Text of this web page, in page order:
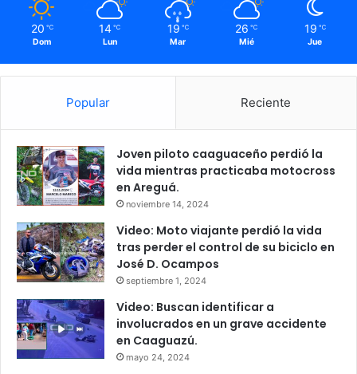
20 ℃
Dom
14 ℃
Lun
19 ℃
Mar
26 ℃
Mié
19 ℃
Jue
Popular Reciente
Joven piloto caaguaceño perdió la
vida mientras practicaba motocross
en Areguá.
noviembre 14, 2024
Video: Moto viajante perdió la vida
tras perder el control de su biciclo en
José D. Ocampos
septiembre 1, 2024
Video: Buscan identificar a
involucrados en un grave accidente
en Caaguazú.
mayo 24, 2024